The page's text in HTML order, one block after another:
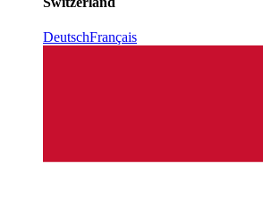
DeutschFrançais